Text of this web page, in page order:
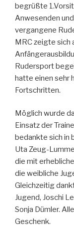
begrüßte
Anwesenden
vergangene
MRC zeigte sich
Rudersport
hatte einen sehr
Fortschritten.
Möglich wurde
Einsatz der
bedankte sich in
Uta Zeug-
die mit
die weibliche
Gleichzeitig
Jugend, Joschi
Sonja Dümler.
Geschenk.